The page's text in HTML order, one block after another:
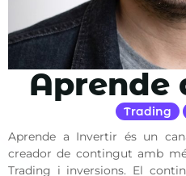
Aprende
Trading
Aprende a Invertir és un
creador de contingut amb
Trading i inversions. El